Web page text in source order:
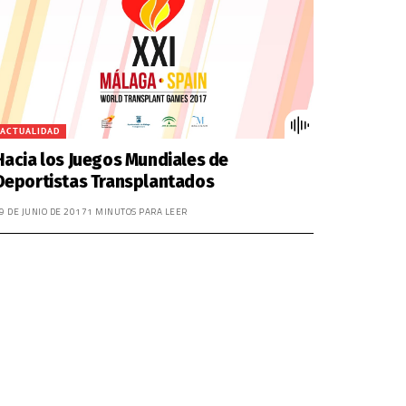
disminuir
volumen.
ACTUALIDAD
los Juegos Mundiales de
Transplantados
DE JUNIO DE 20171 MINUTOS PARA LEER